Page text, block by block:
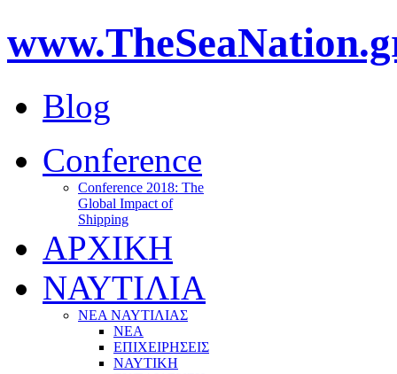
Blog
Conference
Conference 2018: The
Global Impact of
Shipping
ΑΡΧΙΚΗ
ΝΑΥΤΙΛΙΑ
ΝΕΑ ΝΑΥΤΙΛΙΑΣ
ΝΕΑ
ΕΠΙΧΕΙΡΗΣΕΙΣ
ΝΑΥΤΙΚΗ